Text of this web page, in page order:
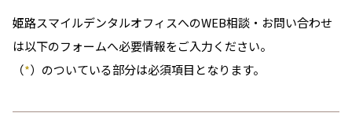
姫路スマイルデンタルオフィスへのWEB相談・お問い合わせ
は以下のフォームへ必要情報をご入力ください。
（*）のついている部分は必須項目となります。